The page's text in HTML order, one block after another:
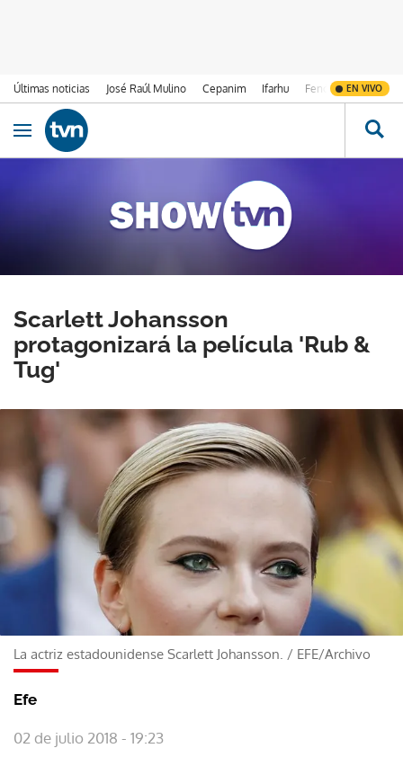
Últimas noticias José Raúl Mulino Cepanim Ifarhu Fenómeno de El
EN VIVO
Ir al contenido
Obrir navegació
Scarlett Johansson
protagonizará la película 'Rub &
Tug'
La actriz estadounidense Scarlett Johansson. / EFE/Archivo
Efe
02 de julio 2018 - 19:23